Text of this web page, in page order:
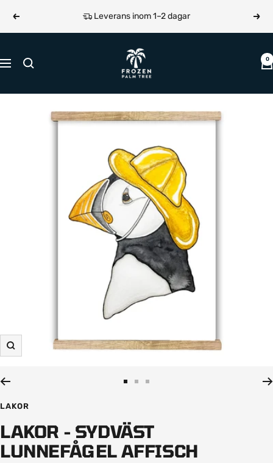
innehållet
Föregående Leverans inom 1–2 dagar
Navigering
Frozen
Palm
Tree
0
Zooma
1
2 3
LAKOR
LAKOR - SYDVÄST
LUNNEFÅGEL AFFISCH